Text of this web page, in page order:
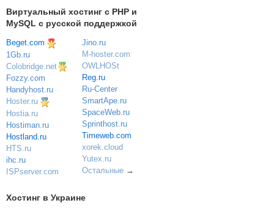
Виртуальный хостинг c PHP и
MySQL с русской поддержкой
Beget.com
1Gb.ru
Colobridge.net
Fozzy.com
Handyhost.ru
Hoster.ru
Hostia.ru
Hostiman.ru
Hostland.ru
HTS.ru
ihc.ru
ISPserver.com
Jino.ru
M-hoster.com
OWLHOSt
Reg.ru
Ru-Center
SmartApe.ru
SpaceWeb.ru
Sprinthost.ru
Timeweb.com
xorek.cloud
Yutex.ru
Остальные→
Хостинг в Украине